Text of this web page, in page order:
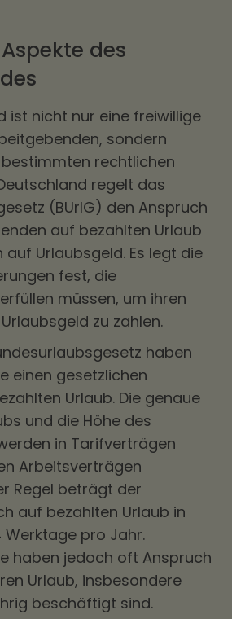
des
ist nicht nur eine freiwillige
sondern
rechtlichen
regelt das
(BUrlG) den Anspruch
auf bezahlten Urlaub
Urlaubsgeld. Es legt die
fest, die
müssen, um ihren
zu zahlen.
haben
einen gesetzlichen
Urlaub. Die genaue
und die Höhe des
in Tarifverträgen
Arbeitsverträgen
Regel beträgt der
auf bezahlten Urlaub in
Werktage pro Jahr.
haben jedoch oft Anspruch
Urlaub, insbesondere
beschäftigt sind.